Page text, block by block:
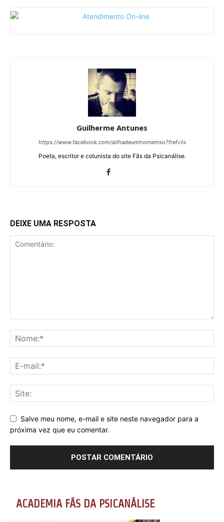
Guilherme Antunes
https://www.facebook.com/ailhadeumhomemso?fref=ts
Poeta, escritor e colunista do site Fãs da Psicanálise.
DEIXE UMA RESPOSTA
Salve meu nome, e-mail e site neste navegador para a
próxima vez que eu comentar.
ACADEMIA FÃS DA PSICANÁLISE